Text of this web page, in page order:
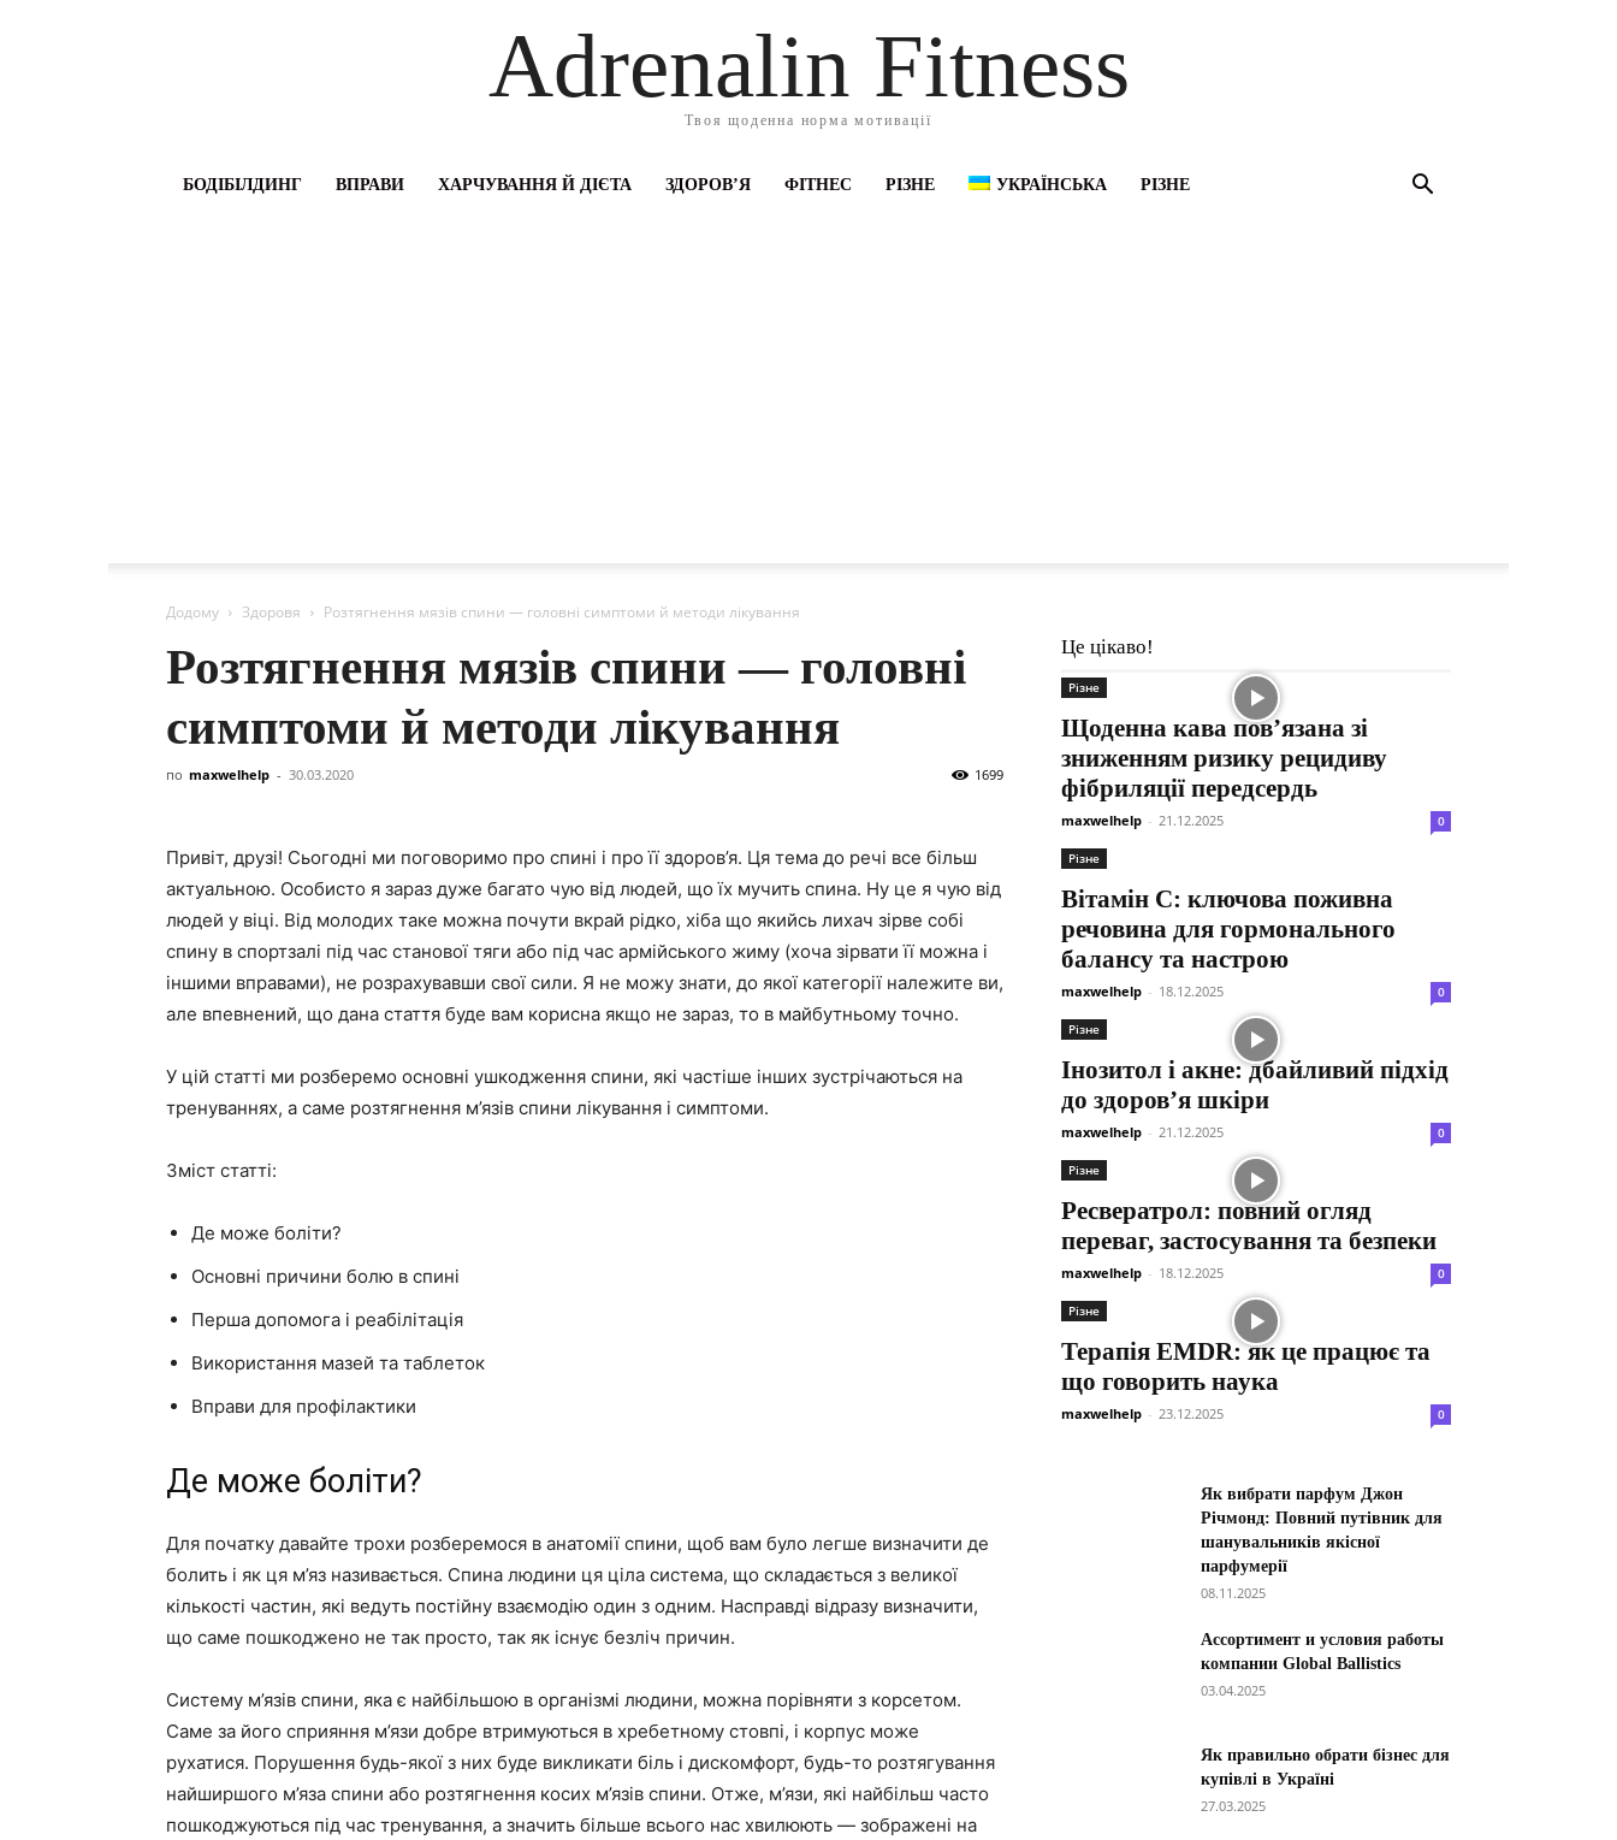
Adrenalin Fitness
Твоя щоденна норма мотивації
БОДІБІЛДИНГ ВПРАВИ ХАРЧУВАННЯ Й ДІЄТА ЗДОРОВ’Я ФІТНЕС РІЗНЕ УКРАЇНСЬКА РІЗНЕ
Додому Здоровя Розтягнення мязів спини — головні симптоми й методи лікування
Розтягнення мязів спини — головні
симптоми й методи лікування
по maxwelhelp - 30.03.2020 1699
Привіт, друзі! Сьогодні ми поговоримо про спині і про її здоров’я. Ця тема до речі все більш
актуальною. Особисто я зараз дуже багато чую від людей, що їх мучить спина. Ну це я чую від
людей у віці. Від молодих таке можна почути вкрай рідко, хіба що якийсь лихач зірве собі
спину в спортзалі під час станової тяги або під час армійського жиму (хоча зірвати її можна і
іншими вправами), не розрахувавши свої сили. Я не можу знати, до якої категорії належите ви,
але впевнений, що дана стаття буде вам корисна якщо не зараз, то в майбутньому точно.
У цій статті ми розберемо основні ушкодження спини, які частіше інших зустрічаються на
тренуваннях, а саме розтягнення м’язів спини лікування і симптоми.
Зміст статті:
Де може боліти?
Основні причини болю в спині
Перша допомога і реабілітація
Використання мазей та таблеток
Вправи для профілактики
Де може боліти?
Для початку давайте трохи розберемося в анатомії спини, щоб вам було легше визначити де
болить і як ця м’яз називається. Спина людини ця ціла система, що складається з великої
кількості частин, які ведуть постійну взаємодію один з одним. Насправді відразу визначити,
що саме пошкоджено не так просто, так як існує безліч причин.
Систему м’язів спини, яка є найбільшою в організмі людини, можна порівняти з корсетом.
Саме за його сприяння м’язи добре втримуються в хребетному стовпі, і корпус може
рухатися. Порушення будь-якої з них буде викликати біль і дискомфорт, будь-то розтягування
найширшого м’яза спини або розтягнення косих м’язів спини. Отже, м’язи, які найбільш часто
пошкоджуються під час тренування, а значить більше всього нас хвилюють — зображені на
Це цікаво!
Різне
Щоденна кава пов’язана зі
зниженням ризику рецидиву
фібриляції передсердь
maxwelhelp - 21.12.2025 0
Різне
Вітамін С: ключова поживна
речовина для гормонального
балансу та настрою
maxwelhelp - 18.12.2025 0
Різне
Інозитол і акне: дбайливий підхід
до здоров’я шкіри
maxwelhelp - 21.12.2025 0
Різне
Ресвератрол: повний огляд
переваг, застосування та безпеки
maxwelhelp - 18.12.2025 0
Різне
Терапія EMDR: як це працює та
що говорить наука
maxwelhelp - 23.12.2025 0
Як вибрати парфум Джон
Річмонд: Повний путівник для
шанувальників якісної
парфумерії
08.11.2025
Ассортимент и условия работы
компании Global Ballistics
03.04.2025
Як правильно обрати бізнес для
купівлі в Україні
27.03.2025